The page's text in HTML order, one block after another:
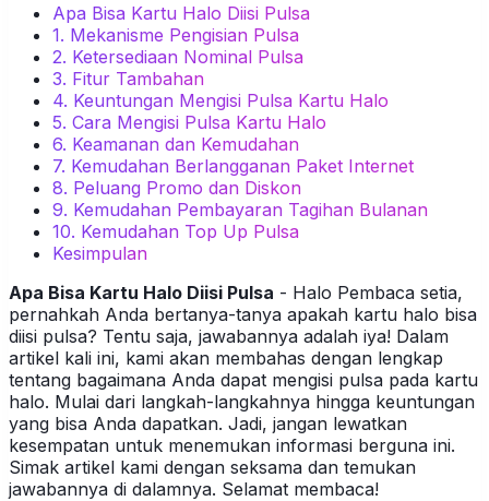
Apa Bisa Kartu Halo Diisi Pulsa
1. Mekanisme Pengisian Pulsa
2. Ketersediaan Nominal Pulsa
3. Fitur Tambahan
4. Keuntungan Mengisi Pulsa Kartu Halo
5. Cara Mengisi Pulsa Kartu Halo
6. Keamanan dan Kemudahan
7. Kemudahan Berlangganan Paket Internet
8. Peluang Promo dan Diskon
9. Kemudahan Pembayaran Tagihan Bulanan
10. Kemudahan Top Up Pulsa
Kesimpulan
Apa Bisa Kartu Halo Diisi Pulsa - Halo Pembaca setia,
pernahkah Anda bertanya-tanya apakah kartu halo bisa
diisi pulsa? Tentu saja, jawabannya adalah iya! Dalam
artikel kali ini, kami akan membahas dengan lengkap
tentang bagaimana Anda dapat mengisi pulsa pada kartu
halo. Mulai dari langkah-langkahnya hingga keuntungan
yang bisa Anda dapatkan. Jadi, jangan lewatkan
kesempatan untuk menemukan informasi berguna ini.
Simak artikel kami dengan seksama dan temukan
jawabannya di dalamnya. Selamat membaca!